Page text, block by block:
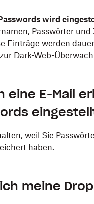
wird
Passwörter
Einträge werden
Dark-Web-
eine E-Mail
weil Sie
haben.
meine